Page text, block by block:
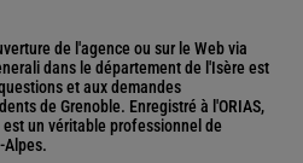
de l'agence ou sur le Web via
dans le département de l'Isère est
et aux demandes
de Grenoble. Enregistré à l'ORIAS,
un véritable professionnel de
Alpes.